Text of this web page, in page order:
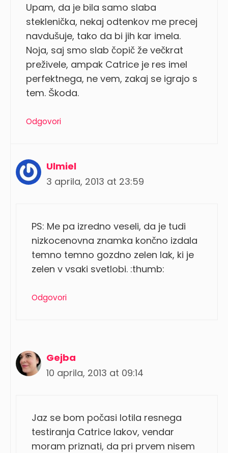
Upam, da je bila samo slaba
steklenička, nekaj odtenkov me precej
navdušuje, tako da bi jih kar imela.
Noja, saj smo slab čopič že večkrat
preživele, ampak Catrice je res imel
perfektnega, ne vem, zakaj se igrajo s
tem. Škoda.
Odgovori
Ulmiel
3 aprila, 2013 at 23:59
PS: Me pa izredno veseli, da je tudi
nizkocenovna znamka končno izdala
temno temno gozdno zelen lak, ki je
zelen v vsaki svetlobi. :thumb:
Odgovori
Gejba
10 aprila, 2013 at 09:14
Jaz se bom počasi lotila resnega
testiranja Catrice lakov, vendar
moram priznati, da pri prvem nisem